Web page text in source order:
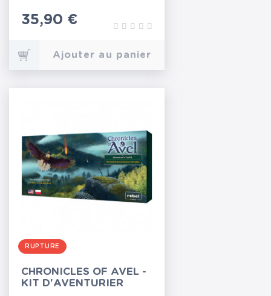
Prix
35,90 €
Ajouter au panier
RUPTURE
CHRONICLES OF AVEL -
KIT D'AVENTURIER